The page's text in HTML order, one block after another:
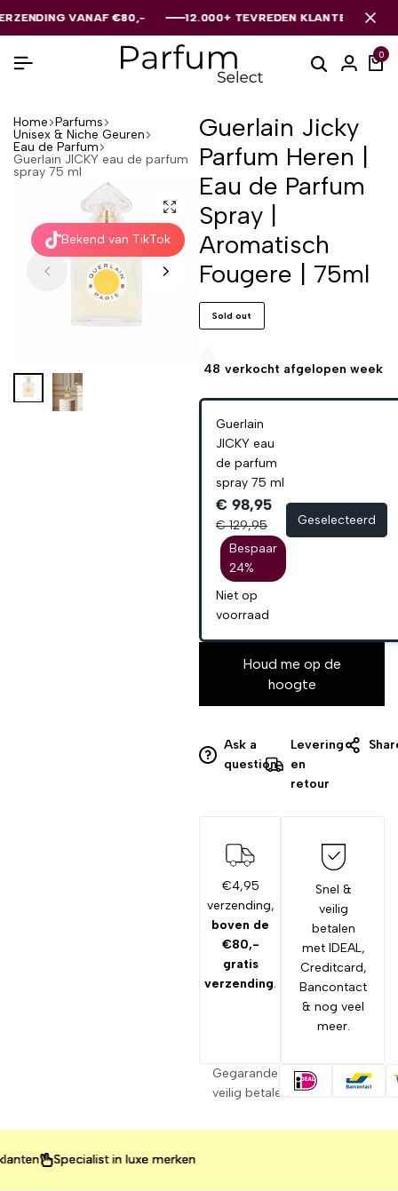
VANAF €80,- 12.000+ TEVREDEN KLANTEN
VANAF €80,- 12.000+ TEVREDEN KLANTEN
VANAF €80,- 12.000+ TEVREDEN KLANTEN
0
Home Parfums
Unisex & Niche Geuren
Eau de Parfum
Guerlain JICKY eau de parfum
spray 75 ml
Bekend van TikTok
Guerlain Jicky
Parfum Heren |
Eau de Parfum
Spray |
Aromatisch
Fougere | 75ml
Sold out
48 verkocht afgelopen week
Guerlain
JICKY eau
de parfum
spray 75 ml
€ 98,95
€ 129,95
Bespaar
24%
Niet op
voorraad
Geselecteerd
Houd me op de
hoogte
Ask a
question
Levering
en
retour
€4,95
verzending,
boven de
€80,-
gratis
verzending.
Snel &
veilig
betalen
met IDEAL,
Creditcard,
Bancontact
& nog veel
meer.
Gegarandeerd
veilig betalen
Specialist in luxe merken
Specialist in luxe merken
Specialist in luxe merken